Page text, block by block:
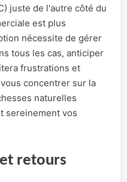
juste de l'autre côté du
est plus
nécessite de gérer
tous les cas, anticiper
frustrations et
concentrer sur la
naturelles
sereinement vos
retours